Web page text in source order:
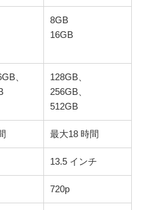
8GB
16GB
、
128GB、
256GB、
512GB
最大18 時間
13.5 インチ
720p